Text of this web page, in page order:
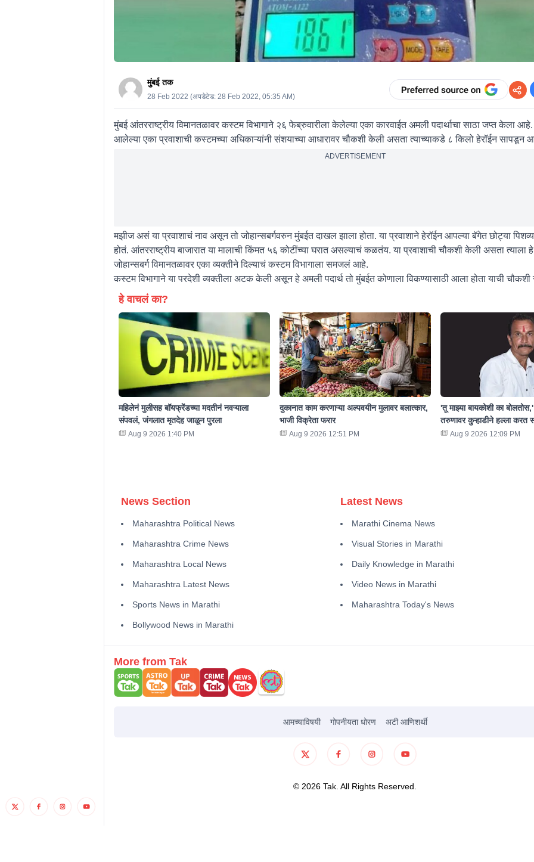
मुंबई तक
28 Feb 2022 (अपडेटेड: 28 Feb 2022, 05:35 AM)
मुंबई आंतरराष्ट्रीय विमानतळावर कस्टम विभागाने २६ फेब्रुवारीला केलेल्या एका कारवाईत अमली पदार्थाचा साठा जप्त केला
आलेल्या एका प्रवाशाची कस्टमच्या अधिकाऱ्यांनी संशयाच्या आधारावर चौकशी केली असता त्याच्याकडे ८ किलो हेरॉईन
ADVERTISEMENT
मझीज असं या प्रवाशाचं नाव असून तो जोहान्सबर्गवरुन मुंबईत दाखल झाला होता. या प्रवाशाने हेरॉईन आपल्या बॅगेत छोट्या
होतं. आंतरराष्ट्रीय बाजारात या मालाची किंमत ५६ कोटींच्या घरात असल्याचं कळतंय. या प्रवाशाची चौकशी केली असता त्याला
जोहान्सबर्ग विमानतळावर एका व्यक्तीने दिल्याचं कस्टम विभागाला समजलं आहे.
कस्टम विभागाने या परदेशी व्यक्तीला अटक केली असून हे अमली पदार्थ तो मुंबईत कोणाला विकण्यासाठी आला होता याची
हे वाचलं का?
महिलेनं मुलीसह बॉयफ्रेंडच्या मदतीनं नवऱ्याला
संपवलं, जंगलात मृतदेह जाळून पुरला
Aug 9 2026 1:40 PM
दुकानात काम करणाऱ्या अल्पवयीन मुलावर बलात्कार,
भाजी विक्रेता फरार
Aug 9 2026 12:51 PM
'तू माझ्या बायकोशी का
तरुणावर कुऱ्हाडीने हल्ला करत
Aug 9 2026 12:09 PM
News Section
Maharashtra Political News
Maharashtra Crime News
Maharashtra Local News
Maharashtra Latest News
Sports News in Marathi
Bollywood News in Marathi
Latest News
Marathi Cinema News
Visual Stories in Marathi
Daily Knowledge in Marathi
Video News in Marathi
Maharashtra Today's News
More from Tak
आमच्याविषयी गोपनीयता धोरण अटी आणिशर्थी
©2026 Tak. All Rights Reserved.